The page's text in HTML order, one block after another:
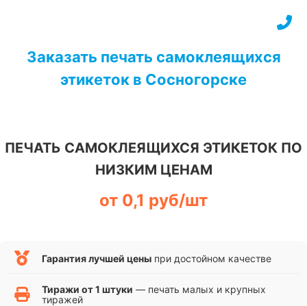
Заказать печать самоклеящихся
этикеток в Сосногорске
ПЕЧАТЬ САМОКЛЕЯЩИХСЯ ЭТИКЕТОК ПО
НИЗКИМ ЦЕНАМ
от 0,1 руб/шт
Гарантия лучшей цены при достойном качестве
Тиражи от 1 штуки — печать малых и крупных
тиражей